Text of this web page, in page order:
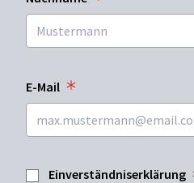
E-Mail
Einverständniserklärung